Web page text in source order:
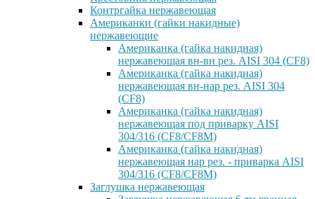
Контргайка нержавеющая
Американки (гайки накидные)
нержавеющие
Американка (гайка накидная)
нержавеющая вн-вн рез. AISI 304 (CF8)
Американка (гайка накидная)
нержавеющая вн-нар рез. AISI 304
(CF8)
Американка (гайка накидная)
нержавеющая под приварку AISI
304/316 (CF8/CF8M)
Американка (гайка накидная)
нержавеющая нар рез. - приварка AISI
304/316 (CF8/CF8M)
Заглушка нержавеющая